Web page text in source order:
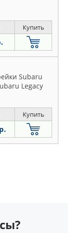
Купить
Subaru
Legacy
Купить